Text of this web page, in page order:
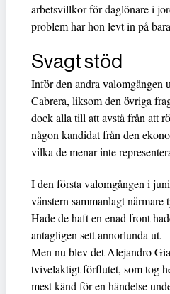
arbetsvillkor för daglönare i
problem har hon levt in på
Svagt stöd
Inför den andra valomgången
Cabrera, liksom den övriga
dock alla till att avstå från att
någon kandidat från den
vilka de menar inte
I den första valomgången i
vänstern sammanlagt närmare
Hade de haft en enad front
antagligen sett annorlunda ut.
Men nu blev det Alejandro
tvivelaktigt förflutet, som tog
mest känd för en händelse